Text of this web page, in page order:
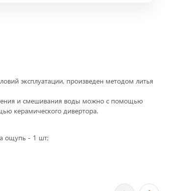
эксплуатации, произведен методом литья
и смешивания воды можно с помощью
керамического дивертора.
ощупь - 1 шт;